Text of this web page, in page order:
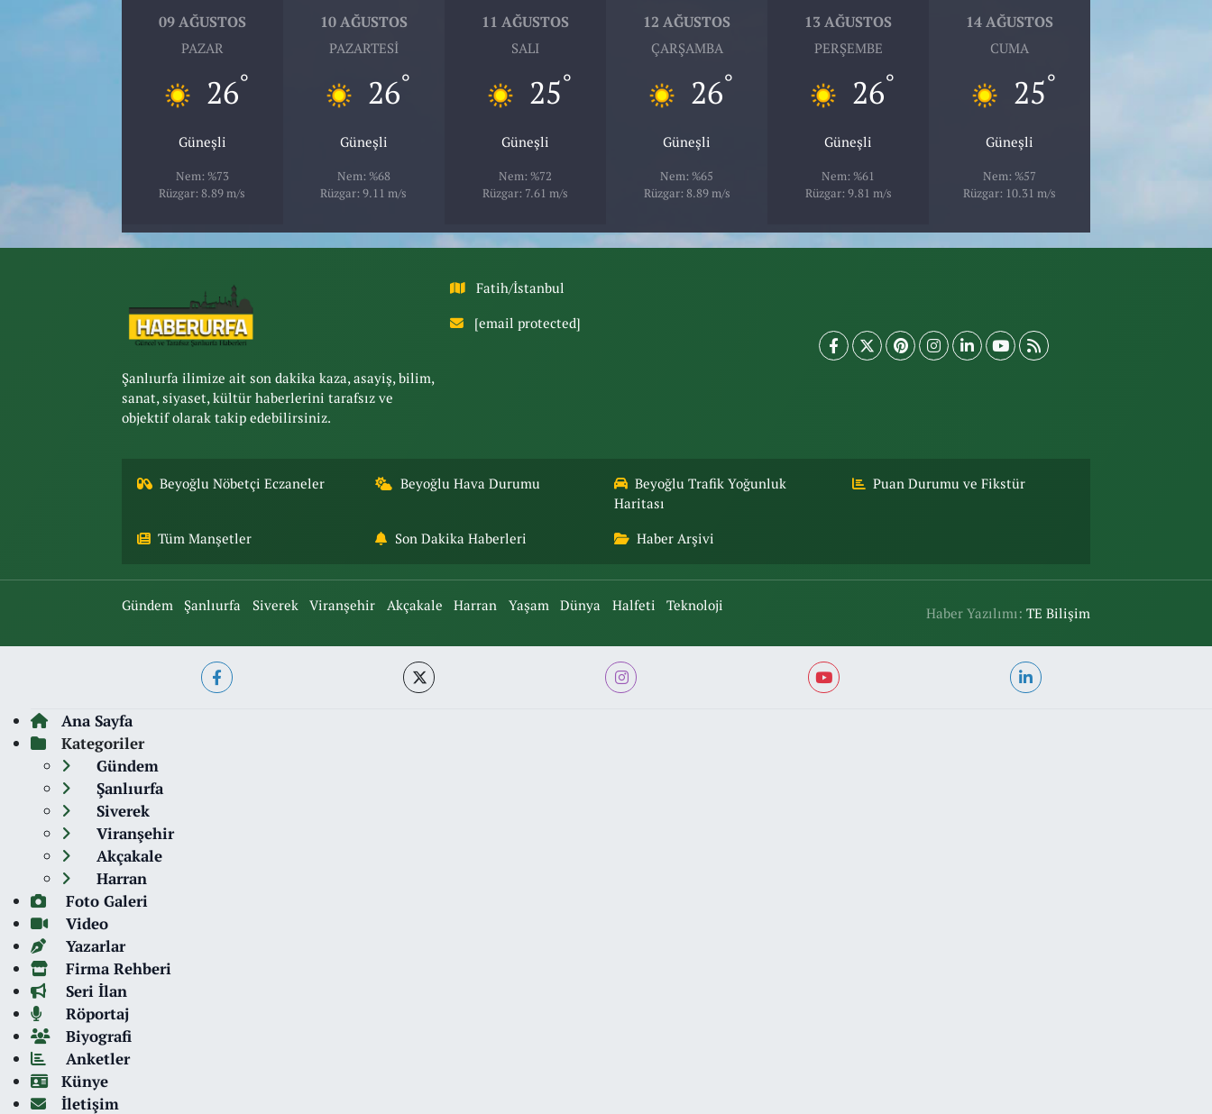
09 AĞUSTOS
PAZAR
26°
Güneşli
Nem: %73
Rüzgar: 8.89 m/s
10 AĞUSTOS
PAZARTESI
26°
Güneşli
Nem: %68
Rüzgar: 9.11 m/s
11 AĞUSTOS
SALI
25°
Güneşli
Nem: %72
Rüzgar: 7.61 m/s
12 AĞUSTOS
ÇARŞAMBA
26°
Güneşli
Nem: %65
Rüzgar: 8.89 m/s
13 AĞUSTOS
PERŞEMBE
26°
Güneşli
Nem: %61
Rüzgar: 9.81 m/s
14 AĞUSTOS
CUMA
25°
Güneşli
Nem: %57
Rüzgar: 10.31 m/s
Şanlıurfa ilimize ait son dakika kaza, asayiş, bilim,
sanat, siyaset, kültür haberlerini tarafsız ve
objektif olarak takip edebilirsiniz.
Fatih/İstanbul
[email protected]
Beyoğlu Nöbetçi Eczaneler Beyoğlu Hava Durumu
Beyoğlu Trafik Yoğunluk
Haritası
Puan Durumu ve Fikstür
Tüm Manşetler Son Dakika Haberleri Haber Arşivi
Gündem Şanlıurfa Siverek Viranşehir Akçakale Harran Yaşam Dünya Halfeti Teknoloji Haber Yazılımı:TE Bilişim
Ana Sayfa
Kategoriler
Gündem
Şanlıurfa
Siverek
Viranşehir
Akçakale
Harran
Foto Galeri
Video
Yazarlar
Firma Rehberi
Seri İlan
Röportaj
Biyografi
Anketler
Künye
İletişim